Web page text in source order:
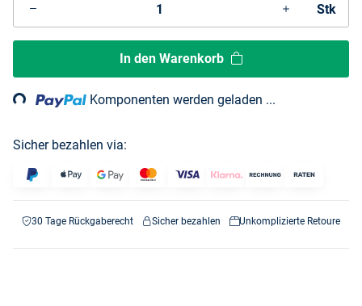
Stk
In den Warenkorb
Komponenten werden geladen ...
Sicher bezahlen via:
30 Tage Rückgaberecht Sicher bezahlen Unkomplizierte Retoure